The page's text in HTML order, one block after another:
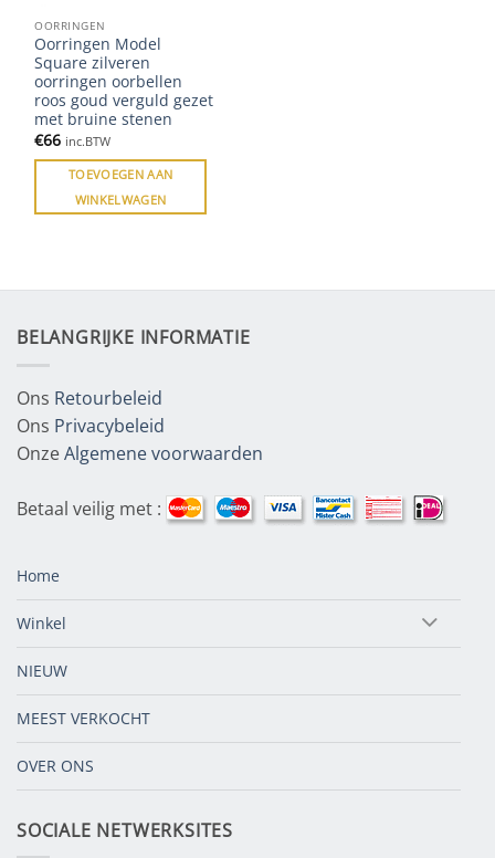
OORRINGEN
Oorringen Model
Square zilveren
oorringen oorbellen
roos goud verguld gezet
met bruine stenen
€66 inc.BTW
TOEVOEGEN AAN
WINKELWAGEN
BELANGRIJKE INFORMATIE
Ons Retourbeleid
Ons Privacybeleid
OnzeAlgemene voorwaarden
Betaal veilig met :
Home
Winkel
NIEUW
MEEST VERKOCHT
OVER ONS
SOCIALE NETWERKSITES